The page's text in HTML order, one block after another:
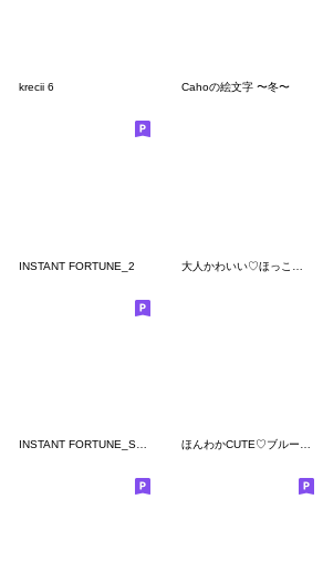
krecii 6 Cahoの絵文字 〜冬〜
INSTANT FORTUNE_2